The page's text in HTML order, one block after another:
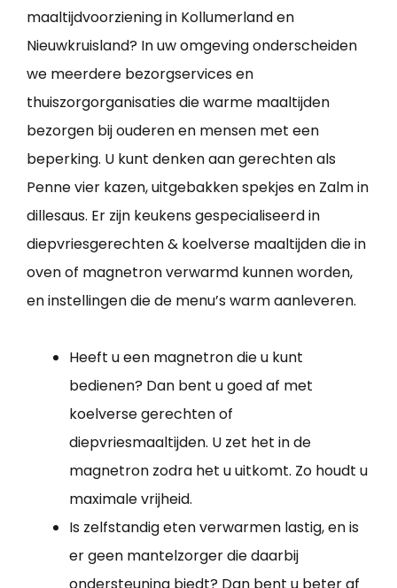
maaltijdvoorziening in Kollumerland en
Nieuwkruisland? In uw omgeving onderscheiden
we meerdere bezorgservices en
thuiszorgorganisaties die warme maaltijden
bezorgen bij ouderen en mensen met een
beperking. U kunt denken aan gerechten als
Penne vier kazen, uitgebakken spekjes en Zalm in
dillesaus. Er zijn keukens gespecialiseerd in
diepvriesgerechten & koelverse maaltijden die in
oven of magnetron verwarmd kunnen worden,
en instellingen die de menu’s warm aanleveren.
Heeft u een magnetron die u kunt
bedienen? Dan bent u goed af met
koelverse gerechten of
diepvriesmaaltijden. U zet het in de
magnetron zodra het u uitkomt. Zo houdt u
maximale vrijheid.
Is zelfstandig eten verwarmen lastig, en is
er geen mantelzorger die daarbij
ondersteuning biedt? Dan bent u beter af